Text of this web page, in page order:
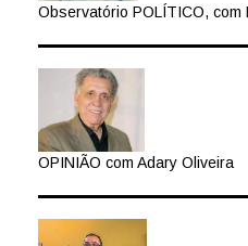
Observatório POLÍTICO, com
OPINIÃO com Adary Oliveira